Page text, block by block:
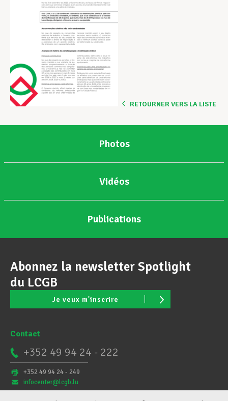
RETOURNER VERS LA LISTE
Photos
Vidéos
Publications
Abonnez la newsletter Spotlight
du LCGB
Je veux m'inscrire
Contact
+352 49 94 24 - 222
+352 49 94 24 - 249
infocenter@lcgb.lu